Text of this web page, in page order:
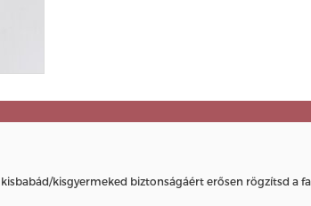
kisgyermeked biztonságáért erősen rögzítsd a